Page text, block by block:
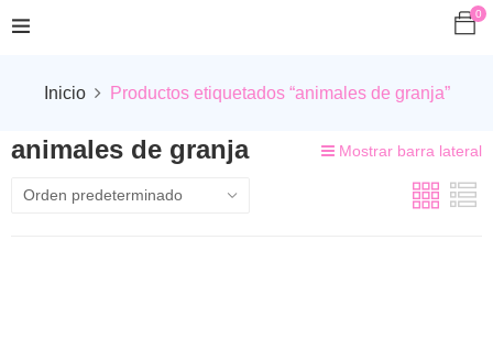
0
Inicio Productos etiquetados “animales de granja”
animales de granja Mostrar barra lateral